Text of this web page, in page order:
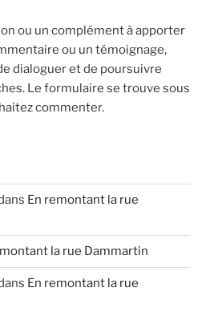
ou un complément à apporter
ou un témoignage,
dialoguer et de poursuivre
Le formulaire se trouve sous
commenter.
En remontant la rue
la rue Dammartin
En remontant la rue